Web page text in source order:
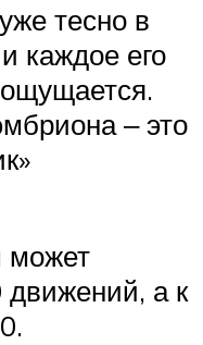
тесно в
каждое его
‒ это
движений, а к